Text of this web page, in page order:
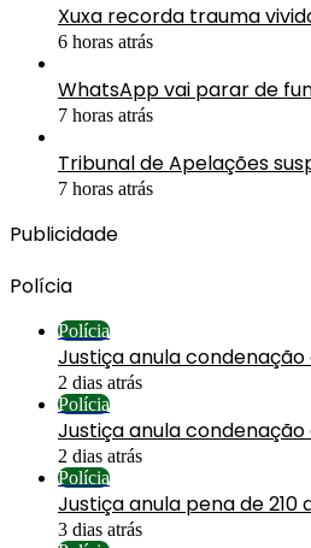
Xuxa recorda trauma
6 horas atrás
WhatsApp vai parar de
7 horas atrás
Tribunal de Apelações
7 horas atrás
Publicidade
Polícia
Polícia
Justiça anula
2 dias atrás
Polícia
Justiça anula condenação
2 dias atrás
Polícia
Justiça anula pena de
3 dias atrás